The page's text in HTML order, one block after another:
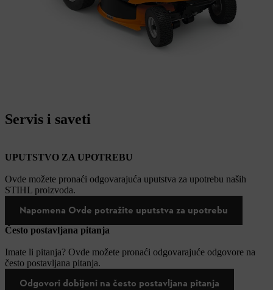
Servis i saveti
UPUTSTVO ZA UPOTREBU
Ovde možete pronaći odgovarajuća uputstva za upotrebu naših
STIHL proizvoda.
Napomena Ovde potražite uputstva za upotrebu
Često postavljana pitanja
Imate li pitanja? Ovde možete pronaći odgovarajuće odgovore na
često postavljana pitanja.
Odgovori dobijeni na često postavljana pitanja